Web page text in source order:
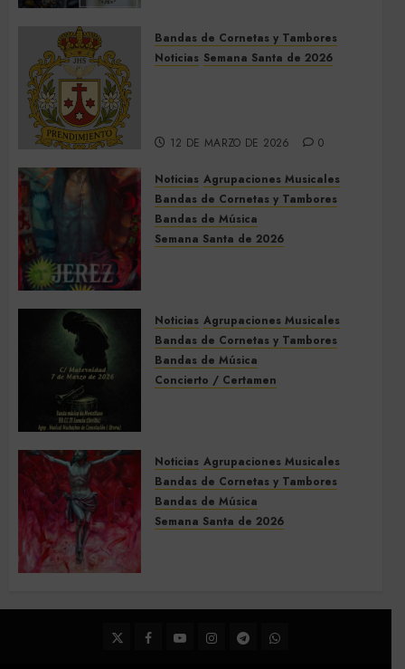
9 DE MAYO DE 2026 0
Bandas de Cornetas y Tambores
Noticias Semana Santa de 2026
12 DE MARZO DE 2026 0
Noticias Agrupaciones Musicales
Bandas de Cornetas y Tambores
Bandas de Música
Semana Santa de 2026
5 DE MARZO DE 2026 0
Noticias Agrupaciones Musicales
Bandas de Cornetas y Tambores
Bandas de Música
Concierto / Certamen
Noticias Agrupaciones Musicales
Bandas de Cornetas y Tambores
Bandas de Música
Semana Santa de 2026
22 DE FEBRERO DE 2026
0
TwitterFacebook
YoutubeInstagram
TelegramWhatsApp